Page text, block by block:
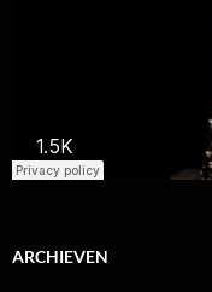
ARCHIEVEN